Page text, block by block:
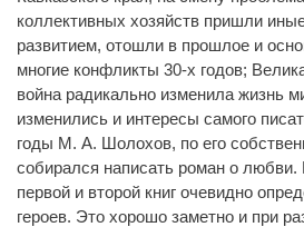
коллективных хозяйств пришли
развитием, отошли в прошлое и
многие конфликты 30-х годов;
война радикально изменила жизнь
изменились и интересы самого
годы М. А. Шолохов, по его
собирался написать роман о любви.
первой и второй книг очевидно
героев. Это хорошо заметно и при